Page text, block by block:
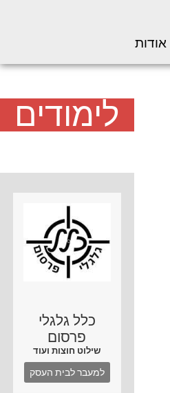
אודות
לימודים
כלל גלגלי
פרסום
שילוט חוצות ועוד
למעבר לבית העסק